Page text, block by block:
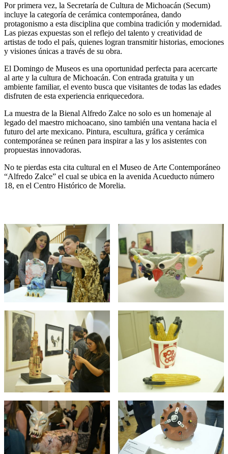
Por primera vez, la Secretaría de Cultura de Michoacán (Secum)
incluye la categoría de cerámica contemporánea, dando
protagonismo a esta disciplina que combina tradición y modernidad.
Las piezas expuestas son el reflejo del talento y creatividad de
artistas de todo el país, quienes logran transmitir historias, emociones
y visiones únicas a través de su obra.
El Domingo de Museos es una oportunidad perfecta para acercarte
al arte y la cultura de Michoacán. Con entrada gratuita y un
ambiente familiar, el evento busca que visitantes de todas las edades
disfruten de esta experiencia enriquecedora.
La muestra de la Bienal Alfredo Zalce no solo es un homenaje al
legado del maestro michoacano, sino también una ventana hacia el
futuro del arte mexicano. Pintura, escultura, gráfica y cerámica
contemporánea se reúnen para inspirar a las y los asistentes con
propuestas innovadoras.
No te pierdas esta cita cultural en el Museo de Arte Contemporáneo
“Alfredo Zalce” el cual se ubica en la avenida Acueducto número
18, en el Centro Histórico de Morelia.